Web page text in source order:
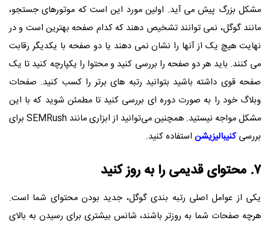
مشکل بزرگ پیش می آید. اولین مورد این است که موتورهای جستجو،
مانند گوگل، نمی توانند تشخیص دهند که کدام صفحه بهترین است و در
نهایت هیچ یک از آنها را نشان نمی دهند یا دو صفحه با یکدیگر رقابت
می کنند. باید هر دو صفحه را بررسی کنید و محتوا را یکپارچه کنید تا یک
صفحه قوی داشته باشید بتوانید رتبه های برتر را کسب کنید. صفحات
وبلاگ خود را به صورت دوره ای بررسی کنید تا مطمئن شوید که با این
مشکل مواجه نیستید. همچنین می‌توانید از ابزاری مانند SEMRush برای
بررسی کنیبالیزیشن استفاده کنید.
۷. محتوای قدیمی را به روز کنید
یکی از عوامل اصلی رتبه بندی گوگل، جدید بودن محتوای شما است.
هرچه صفحات شما به روزتر باشند، شانس بیشتری برای رسیدن به بالای